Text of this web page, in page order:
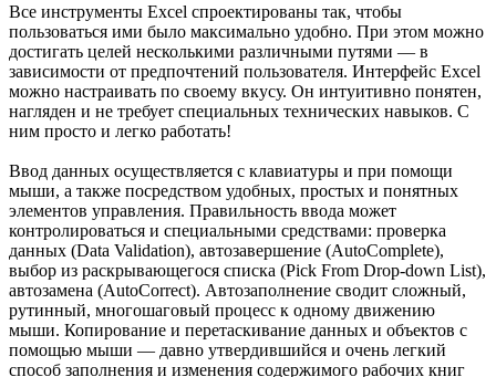
Все инструменты Excel спроектированы так, чтобы
пользоваться ими было максимально удобно. При этом можно
достигать целей несколькими различными путями — в
зависимости от предпочтений пользователя. Интерфейс Excel
можно настраивать по своему вкусу. Он интуитивно понятен,
нагляден и не требует специальных технических навыков. С
ним просто и легко работать!
Ввод данных осуществляется с клавиатуры и при помощи
мыши, а также посредством удобных, простых и понятных
элементов управления. Правильность ввода может
контролироваться и специальными средствами: проверка
данных (Data Validation), автозавершение (AutoComplete),
выбор из раскрывающегося списка (Pick From Drop-down List),
автозамена (AutoCorrect). Автозаполнение сводит сложный,
рутинный, многошаговый процесс к одному движению
мыши. Копирование и перетаскивание данных и объектов с
помощью мыши — давно утвердившийся и очень легкий
способ заполнения и изменения содержимого рабочих книг